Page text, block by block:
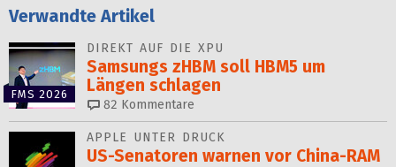
Verwandte Artikel
FMS 2026
DIREKT AUF DIE XPU
Samsungs zHBM soll HBM5 um
Längen schlagen
82 Kommentare
APPLE UNTER DRUCK
US-Senatoren warnen vor China-RAM